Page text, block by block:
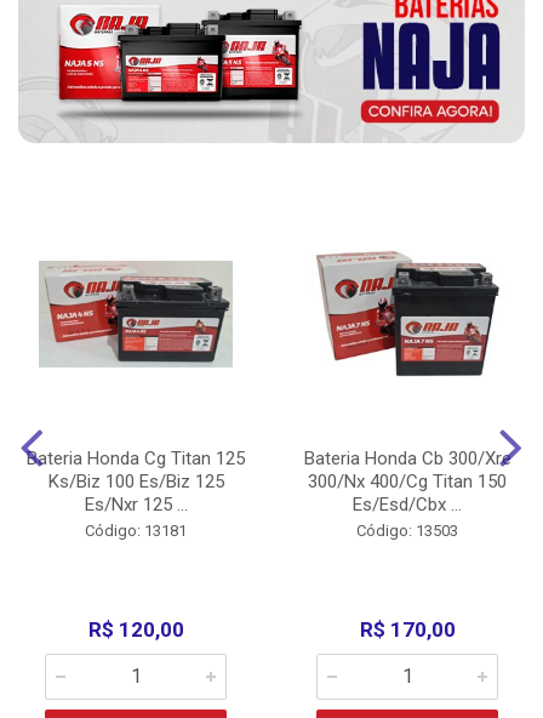
Bateria Honda Cg Titan 125
Ks/Biz 100 Es/Biz 125
Es/Nxr 125 ...
Código: 13181
R$ 120,00
Bateria Honda Cb 300/Xre
300/Nx 400/Cg Titan 150
Es/Esd/Cbx ...
Código: 13503
R$ 170,00